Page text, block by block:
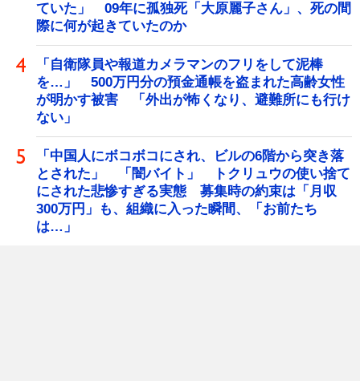
ていた」 09年に孤独死「大原麗子さん」、死の間
際に何が起きていたのか
「自衛隊員や報道カメラマンのフリをして泥棒
を…」 500万円分の預金通帳を盗まれた高齢女性
が明かす被害 「外出が怖くなり、避難所にも行け
ない」
「中国人にボコボコにされ、ビルの6階から突き落
とされた」 「闇バイト」 トクリュウの使い捨て
にされた悲惨すぎる実態 募集時の約束は「月収
300万円」も、組織に入った瞬間、「お前たち
は…」